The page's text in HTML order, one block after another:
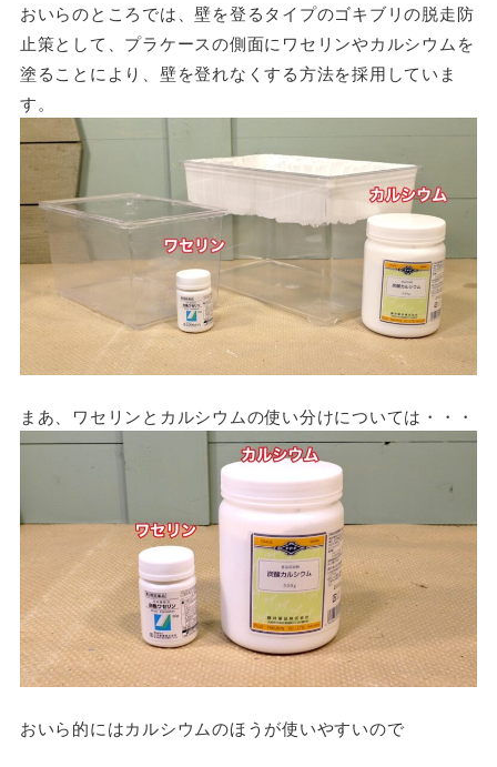
おいらのところでは、壁を登るタイプのゴキブリの脱走防
止策として、プラケースの側面にワセリンやカルシウムを
塗ることにより、壁を登れなくする方法を採用していま
す。
まあ、ワセリンとカルシウムの使い分けについては・・・
おいら的にはカルシウムのほうが使いやすいので